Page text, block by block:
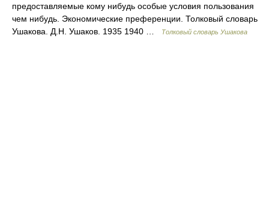
предоставляемые кому нибудь особые условия пользования
чем нибудь. Экономические преференции. Толковый словарь
Ушакова. Д.Н. Ушаков. 1935 1940 …
Толковый словарь Ушакова